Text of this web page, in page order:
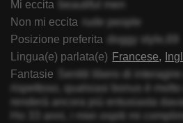
Mi eccita
beautiful men
Non mi eccita
rude people
Posizione preferita
doggy style,69
Lingua(e) parlata(e) Francese
Fantasie
Sentiti libero di interagire
rispettoso, qualsiasi bonus è molto
renderà ancora più entusiasta
Ho 33 anni, i miei ospiti mi